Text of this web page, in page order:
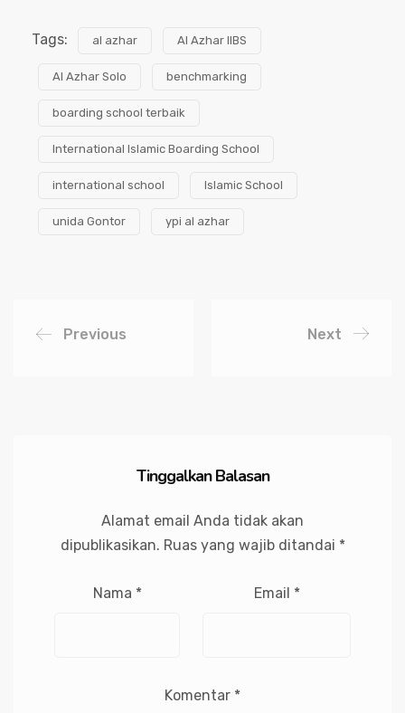
Tags: al azhar Al Azhar IIBS
Al Azhar Solo benchmarking
boarding school terbaik
International Islamic Boarding School
international school Islamic School
unida Gontor ypi al azhar
Previous Next
Tinggalkan Balasan
Alamat email Anda tidak akan
dipublikasikan. Ruas yang wajib ditandai *
Nama * Email *
Komentar *